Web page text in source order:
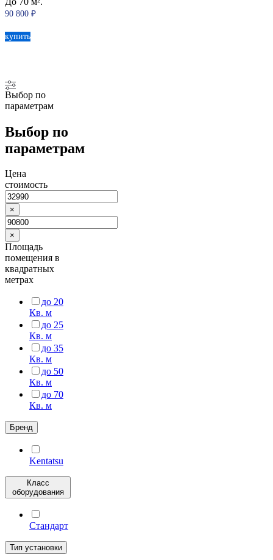
из
5
90 800 ₽
купить
Выбор по
параметрам
Выбор по
параметрам
Цена
стоимость
×
×
Площадь
помещения в
квадратных
метрах
до 20
Кв. м
до 25
Кв. м
до 35
Кв. м
до 50
Кв. м
до 70
Кв. м
Бренд
Kentatsu
Класс
оборудования
Стандарт
Тип установки